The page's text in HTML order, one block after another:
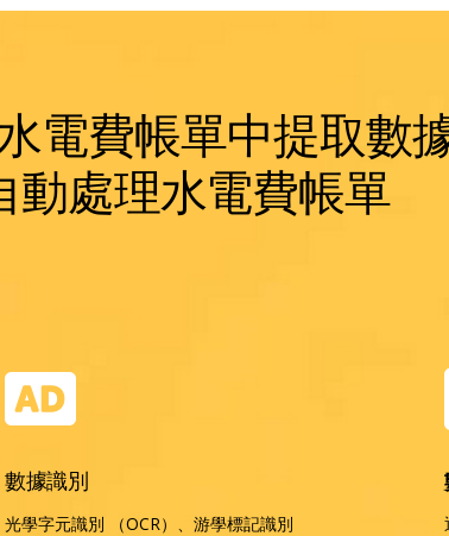
電費帳單中提取數
動處理水電費帳單
數據識別
光學字元識別 （OCR）、游學標記識別